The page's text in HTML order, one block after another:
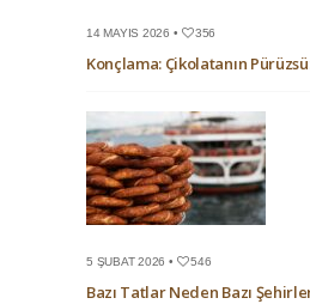
14 MAYIS 2026 • 356
Konçlama: Çikolatanın
5 ŞUBAT 2026 • 546
Bazı Tatlar Neden Bazı